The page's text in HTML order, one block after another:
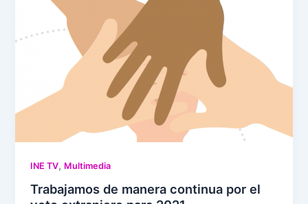
INE TV, Multimedia
Trabajamos de manera continua por el